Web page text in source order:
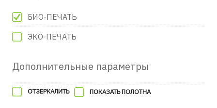
БИО-ПЕЧАТЬ
ЭКО-ПЕЧАТЬ
Дополнительные параметры
ОТЗЕРКАЛИТЬ ПОКАЗАТЬ ПОЛОТНА